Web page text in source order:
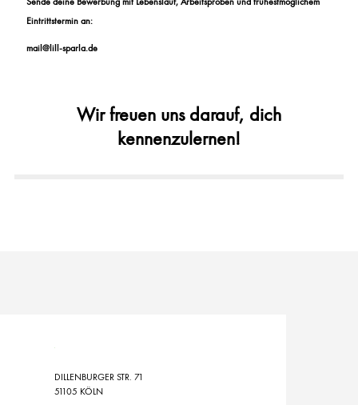
Eintrittstermin an:
mail@lill-sparla.de
Wir freuen uns darauf, dich
kennenzulernen!
DILLENBURGER STR. 71
51105 KÖLN